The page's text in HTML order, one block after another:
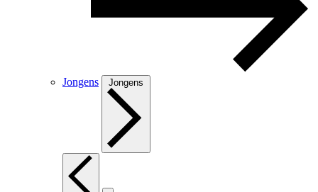
Jongens Jongens